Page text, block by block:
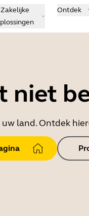
Zakelijke
Ontdek
niet
land. Ontdek